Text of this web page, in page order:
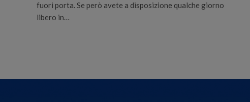
fuori porta. Se però avete a disposizione qualche giorno
libero in…